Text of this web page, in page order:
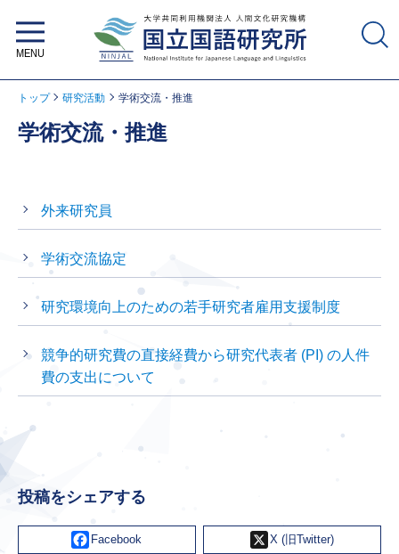
トップ 研究活動 学術交流・推進
学術交流・推進
外来研究員
学術交流協定
研究環境向上のための若手研究者雇用支援制度
競争的研究費の直接経費から研究代表者 (PI) の人件
費の支出について
投稿をシェアする
Facebook X